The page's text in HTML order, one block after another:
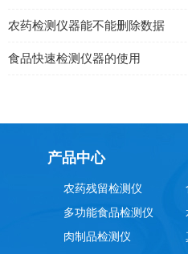
农药检测仪器能不能删除数据
食品快速检测仪器的使用
产品中心
农药残留检测仪
多功能食品检测仪
肉制品检测仪